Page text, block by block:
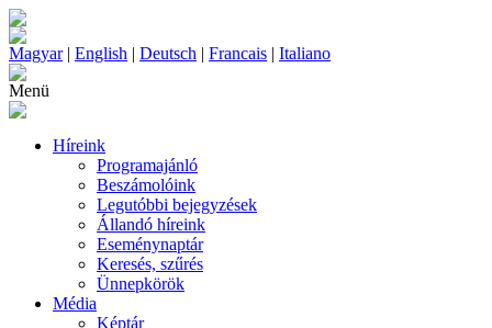
Magyar| English | Deutsch | Francais | Italiano
Menü
Híreink
Programajánló
Beszámolóink
Legutóbbi bejegyzések
Állandó híreink
Eseménynaptár
Keresés, szűrés
Ünnepkörök
Média
Képtár